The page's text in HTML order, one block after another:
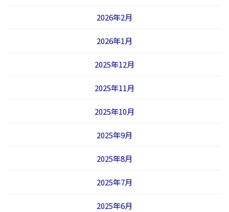
2026年2月
2026年1月
2025年12月
2025年11月
2025年10月
2025年9月
2025年8月
2025年7月
2025年6月